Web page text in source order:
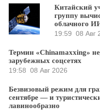
Китайский
группу
облачного
19:59 08 Авг
Термин «Chinamaxxing»
зарубежных соцсетях
19:58 08 Авг 2026
Безвизовый режим для
сентябре — и
лавинообразно